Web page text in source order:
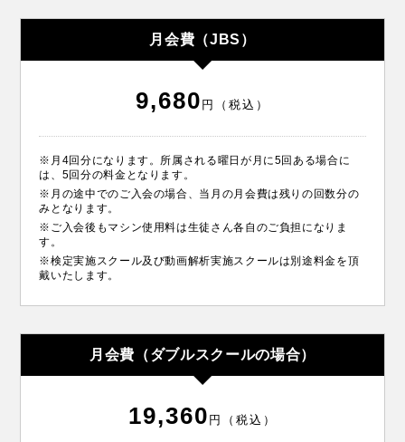
月会費（JBS）
9,680 円（税込）
※月4回分になります。所属される曜日が月に5回ある場合に
は、5回分の料金となります。
※月の途中でのご入会の場合、当月の月会費は残りの回数分の
みとなります。
※ご入会後もマシン使用料は生徒さん各自のご負担になりま
す。
※検定実施スクール及び動画解析実施スクールは別途料金を頂
戴いたします。
月会費（ダブルスクールの場合）
19,360 円（税込）